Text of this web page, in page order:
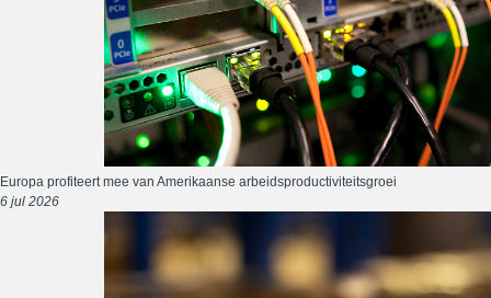
Europa profiteert mee van Amerikaanse arbeidsproductiviteitsgroei
6 jul 2026